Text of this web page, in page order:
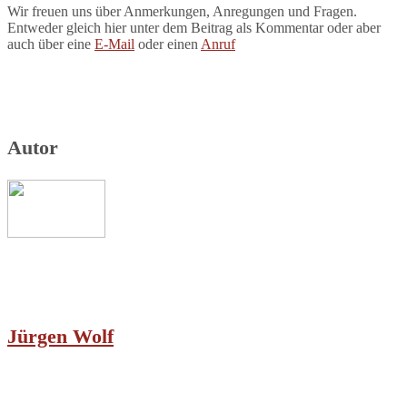
Wir freuen uns über Anmerkungen, Anregungen und Fragen.
Entweder gleich hier unter dem Beitrag als Kommentar oder aber
auch über eine E-Mail oder einen Anruf
Autor
Jürgen Wolf